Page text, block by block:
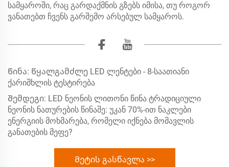
სამყაროში, რაც გარდაქმნის გზებს იმისა, თუ როგორ
ვანათებთ ჩვენს გარშემო არსებულ სამყაროს.
Წინა: Წყალგამძლე LED ლენტები - 8-საათიანი
ქარიშხლის ტესტირება
Შემდეგი: LED ნეონის ლითონი წინა ტრადიციული
ნეონის ნათურების წინაშე: უკან 70%-ით ნაკლები
ენერგიის მოხმარება, რომელი იქნება მომავლის
განათების მეფე?
Მეტის გასწავლა >>